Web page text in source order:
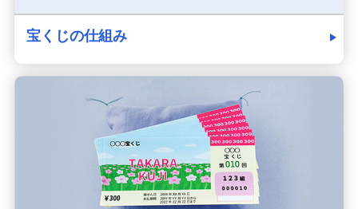
宝くじの仕組み